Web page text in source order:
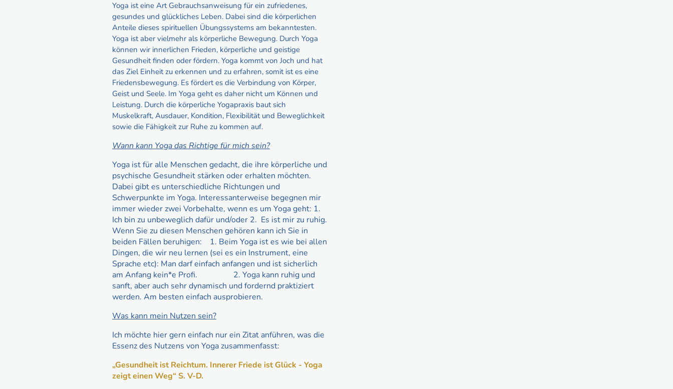
Yoga ist eine Art Gebrauchsanweisung für ein zufriedenes,
gesundes und glückliches Leben. Dabei sind die körperlichen
Anteile dieses spirituellen Übungssystems am bekanntesten.
Yoga ist aber vielmehr als körperliche Bewegung. Durch Yoga
können wir innerlichen Frieden, körperliche und geistige
Gesundheit finden oder fördern. Yoga kommt von Joch und hat
das Ziel Einheit zu erkennen und zu erfahren, somit ist es eine
Friedensbewegung. Es fördert es die Verbindung von Körper,
Geist und Seele. Im Yoga geht es daher nicht um Können und
Leistung. Durch die körperliche Yogapraxis baut sich
Muskelkraft, Ausdauer, Kondition, Flexibilität und Beweglichkeit
sowie die Fähigkeit zur Ruhe zu kommen auf.
Wann kann Yoga das Richtige für mich sein?
Yoga ist für alle Menschen gedacht, die ihre körperliche und
psychische Gesundheit stärken oder erhalten möchten.
Dabei gibt es unterschiedliche Richtungen und
Schwerpunkte im Yoga. Interessanterweise begegnen mir
immer wieder zwei Vorbehalte, wenn es um Yoga geht: 1.
Ich bin zu unbeweglich dafür und/oder 2. Es ist mir zu ruhig.
Wenn Sie zu diesen Menschen gehören kann ich Sie in
beiden Fällen beruhigen: 1. Beim Yoga ist es wie bei allen
Dingen, die wir neu lernen (sei es ein Instrument, eine
Sprache etc): Man darf einfach anfangen und ist sicherlich
am Anfang kein*e Profi. 2. Yoga kann ruhig und
sanft, aber auch sehr dynamisch und fordernd praktiziert
werden. Am besten einfach ausprobieren.
Was kann mein Nutzen sein?
Ich möchte hier gern einfach nur ein Zitat anführen, was die
Essenz des Nutzens von Yoga zusammenfasst:
„Gesundheit ist Reichtum. Innerer Friede ist Glück - Yoga
zeigt einen Weg“ S. V-D.